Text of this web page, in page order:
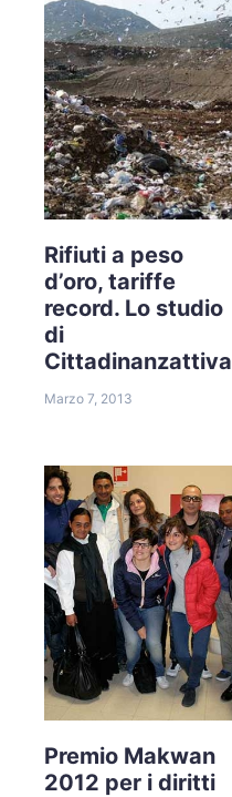
Rifiuti a peso
d’oro, tariffe
record. Lo studio
di
Cittadinanzattiva
Marzo 7, 2013
Premio Makwan
2012 per i diritti